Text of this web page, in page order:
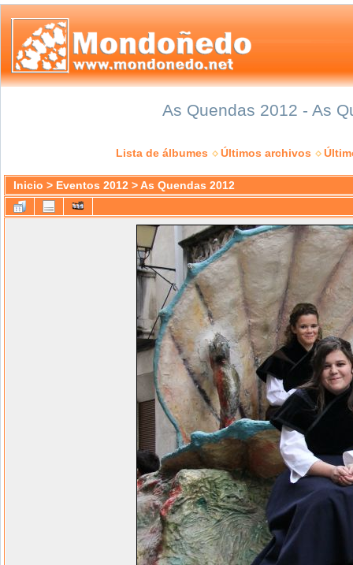
As Quendas 2012 - As
Lista de álbumes Últimos archivos
Inicio > Eventos 2012 >As Quendas 2012